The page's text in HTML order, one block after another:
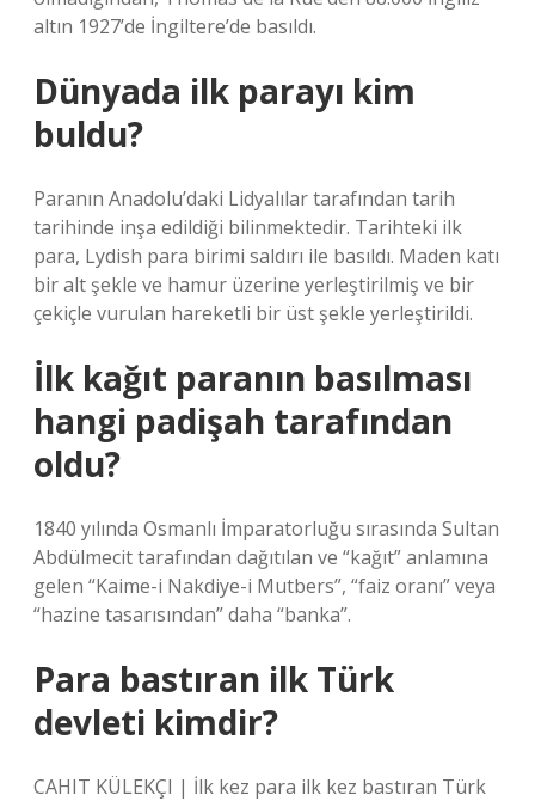
altın 1927’de İngiltere’de basıldı.
Dünyada ilk parayı kim
buldu?
Paranın Anadolu’daki Lidyalılar tarafından tarih
tarihinde inşa edildiği bilinmektedir. Tarihteki ilk
para, Lydish para birimi saldırı ile basıldı. Maden katı
bir alt şekle ve hamur üzerine yerleştirilmiş ve bir
çekiçle vurulan hareketli bir üst şekle yerleştirildi.
İlk kağıt paranın basılması
hangi padişah tarafından
oldu?
1840 yılında Osmanlı İmparatorluğu sırasında Sultan
Abdülmecit tarafından dağıtılan ve “kağıt” anlamına
gelen “Kaime-i Nakdiye-i Mutbers”, “faiz oranı” veya
“hazine tasarısından” daha “banka”.
Para bastıran ilk Türk
devleti kimdir?
CAHIT KÜLEKÇI | İlk kez para ilk kez bastıran Türk